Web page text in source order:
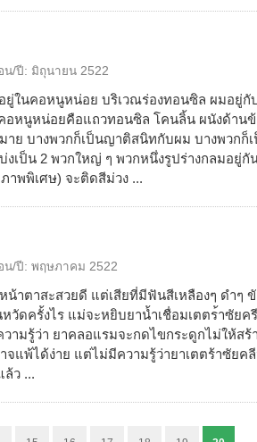
น/ปี: มิถุนายน 2522
ยู่ในคอหนูหน่อย บริเวณร่องทอนซิล ผมอยู่กั
อหนูหน่อยคือแถวทอนซิล โคนลิ้น ผนังด้านข้
าย บางพวกก็เป็นญาติสนิทกับผม บางพวกก็เ
งเป็น 2 พวกใหญ่ ๆ พวกหนึ่งรูปร่างกลมอยู่กั
าพพิเศษ) จะติดสีม่วง ...
น/ปี: พฤษภาคม 2522
าตาสะสวยดี แต่เสียที่มีฟันสีเหลืองๆ ดำๆ
หวัดครั้งไร แม่จะหยิบยาน้ำเชื่อมเตตร้าซัย
ามรู้ว่า ยาคลอแรมจะกดไขกระดูกไม่ให้สร้า
จแพ้ได้ง่าย แต่ไม่มีความรู้ว่ายาเตตร้าซัยค
ล้ว ...